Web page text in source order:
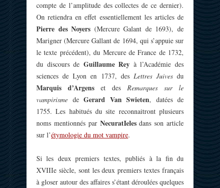
compte de l’amplitude des collectes de ce dernier).
On retiendra en effet essentiellement les articles de
Pierre des Noyers (Mercure Galant de 1693), de
Marigner (Mercure Gallant de 1694, qui s’appuie sur
le texte précédent), du Mercure de France de 1732,
du discours de Guillaume Rey à l’Académie des
sciences de Lyon en 1737, des Lettres Juivesdu
Marquis d’Argens et des Remarques sur le
vampirisme de Gerard Van Swieten, datées de
1755. Les habitués du site reconnaitront plusieurs
noms mentionnés par NecuratIelesdans son article
sur l’étymologie du mot vampire.
Si les deux premiers textes, publiés à la fin du
XVIIIe siècle, sont les deux premiers textes français
à gloser autour des affaires s’étant déroulées quelques